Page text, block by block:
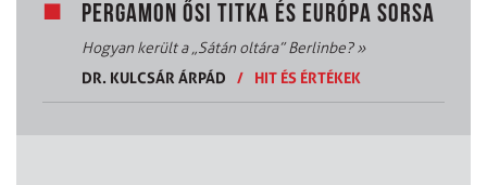
PERGAMON ŐSI TITKA ÉS EURÓPA SORSA
Hogyan került a „Sátán oltára” Berlinbe?»
DR. KULCSÁR ÁRPÁD
/ HIT ÉS ÉRTÉKEK